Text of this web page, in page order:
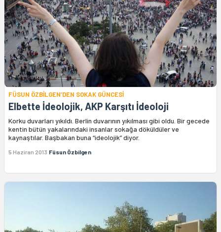
FÜSUN ÖZBİLGEN’DEN SOKAK GÜNCESİ
Elbette İdeolojik, AKP Karşıtı İdeoloji
Korku duvarları yıkıldı. Berlin duvarının yıkılması gibi oldu. Bir gecede
kentin bütün yakalarındaki insanlar sokağa döküldüler ve
kaynaştılar. Başbakan buna “ideolojik” diyor.
5 Haziran 2013 Füsun Özbilgen